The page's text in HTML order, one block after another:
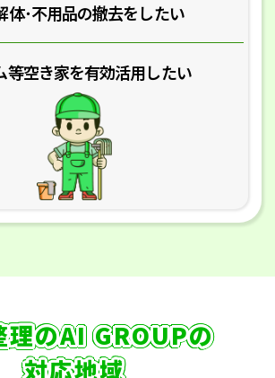
体･不用品の撤去をしたい
等空き家を有効活用したい
理のAI GROUPの
対応地域